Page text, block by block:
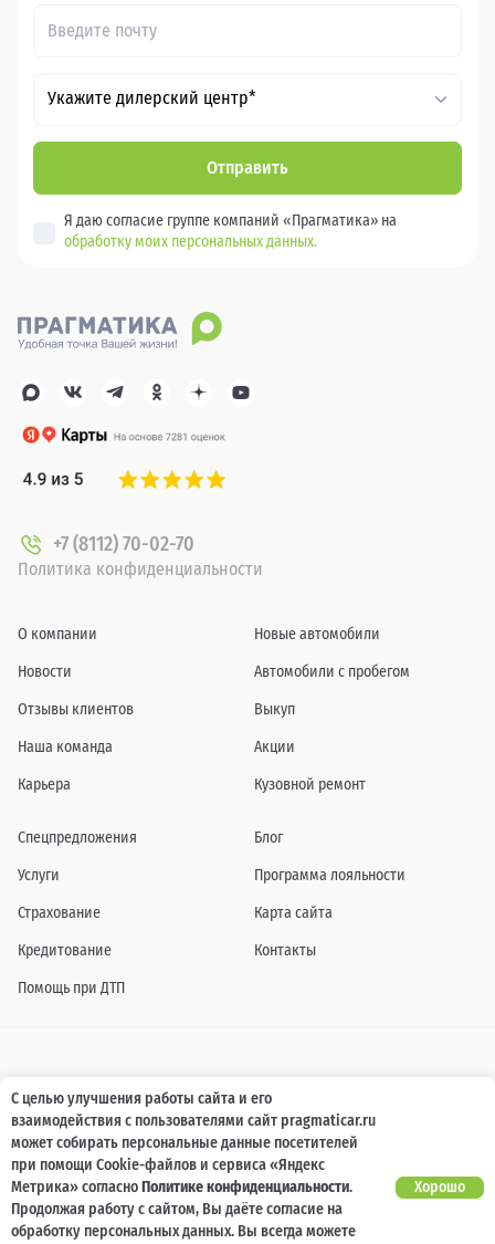
Укажите дилерский центр*
Отправить
Я даю согласие группе компаний «Прагматика» на
обработку моих персональных данных.
+7 (8112) 70-02-70
Политика конфиденциальности
О компании
Новости
Отзывы клиентов
Наша команда
Карьера
Новые автомобили
Автомобили с пробегом
Выкуп
Акции
Кузовной ремонт
Спецпредложения
Услуги
Страхование
Кредитование
Помощь при ДТП
Блог
Программа лояльности
Карта сайта
Контакты
Информация о технических характеристиках, составе комплектаций, цветовой
гамме и стоимости автомобилей, а также действующих акциях, сроках и условиях
их проведения, указанных на сайте www.pragmaticar.ru, носит информационный
характер и ни при каких условиях не является публичной офертой,
определяемой положениями пунктом 2 статьи 437 Гражданского кодекса
Российской Федерации. Для получения подробной информации обращайтесь к
специалистам нашей компании.
© ПРАГМАТИКА, 2026
С целью улучшения работы сайта и его
взаимодействия с пользователями сайт pragmaticar.ru
может собирать персональные данные посетителей
при помощи Cookie-файлов и сервиса «Яндекс
Метрика» согласноПолитике конфиденциальности.
Продолжая работу с сайтом, Вы даёте согласие на
обработку персональных данных. Вы всегда можете
Хорошо